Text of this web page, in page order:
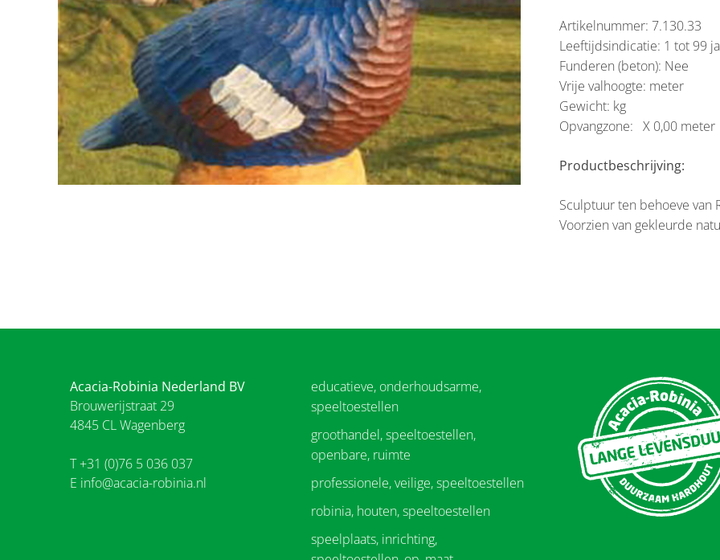
Artikelnummer: 7.130.33
Leeftijdsindicatie: 1 tot 99
Funderen (beton): Nee
Vrije valhoogte: meter
Gewicht: kg
Opvangzone: X 0,00 meter
Productbeschrijving:
Sculptuur ten behoeve van
Voorzien van gekleurde
Acacia-Robinia Nederland BV
Brouwerijstraat 29
4845 CL Wagenberg
T +31 (0)76 5 036 037
E info@acacia-robinia.nl
educatieve, onderhoudsarme,
speeltoestellen
groothandel, speeltoestellen,
openbare, ruimte
professionele, veilige, speeltoestellen
robinia, houten, speeltoestellen
speelplaats, inrichting,